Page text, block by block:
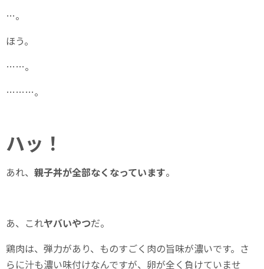
…。
ほう。
……。
………。
ハッ！
あれ、 親子丼が全部なくなっています。
あ、これヤバいやつだ。
鶏肉は、弾力があり、ものすごく肉の旨味が濃いです。さ
らに汁も濃い味付けなんですが、卵が全く負けていませ